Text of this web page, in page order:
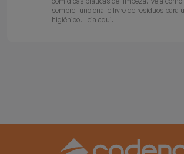
sempre funcional e livre de resíduos para
higiênico. Leia aqui.